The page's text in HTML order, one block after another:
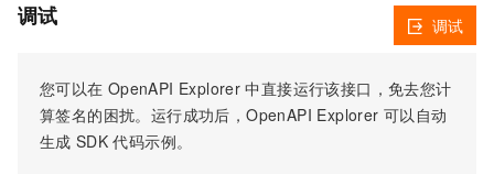
调试
您可以在 OpenAPI Explorer 中直接运行该接口，免去您计
算签名的困扰。运行成功后，OpenAPI Explorer 可以自动
生成 SDK 代码示例。
调试